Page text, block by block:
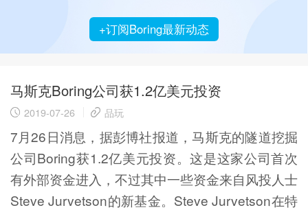
+订阅Boring最新动态
马斯克Boring公司获1.2亿美元投资
2019-07-26 品玩
7月26日消息，据彭博社报道，马斯克的隧道挖掘
公司Boring获1.2亿美元投资。这是这家公司首次
有外部资金进入，不过其中一些资金来自风投人士
Steve Jurvetson的新基金。Steve Jurvetson在特